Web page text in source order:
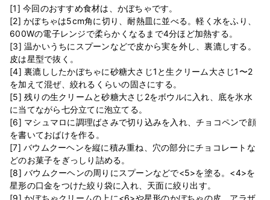
[1] 今回のおすすめ食材は、かぼちゃです。
[2] かぼちゃは5cm角に切り、耐熱皿に並べる。軽く水をふり、
600Wの電子レンジで柔らかくなるまで4分ほど加熱する。
[3] 温かいうちにスプーンなどで皮から実を外し、裏漉しする。
皮は星型で抜く。
[4] 裏漉ししたかぼちゃに砂糖大さじ1と生クリーム大さじ1〜2
を加えて混ぜ、絞れるくらいの固さにする。
[5] 残りの生クリームと砂糖大さじ2をボウルに入れ、底を氷水
に当てながら七分立てに泡立てる。
[6] マシュマロに調理ばさみで切り込みを入れ、チョコペンで顔
を書いておばけを作る。
[7] バウムクーヘンを縦に積み重ね、穴の部分にチョコレートな
どのお菓子をぎっしり詰める。
[8] バウムクーヘンの周りにスプーンなどで<5>を塗る。<4>を
星形の口金をつけた絞り袋に入れ、天面に絞り出す。
[9] かぼちゃクリームの上に<6>や星形のかぼちゃの皮、アラザ